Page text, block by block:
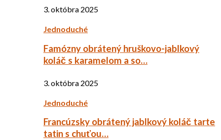
3. októbra 2025
Jednoduché
Famózny obrátený hruškovo-jablkový
koláč s karamelom a so…
3. októbra 2025
Jednoduché
Francúzsky obrátený jablkový koláč tarte
tatin s chuťou…